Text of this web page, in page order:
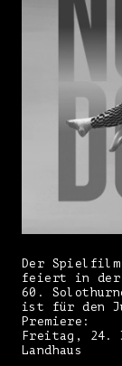
Der Spielfilm
feiert in der
60.
ist für den
Premiere:
Freitag, 24.
Landhaus